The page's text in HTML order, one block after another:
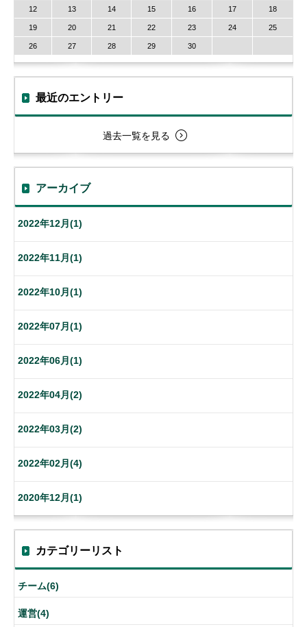
12 13 14 15 16 17 18
19 20 21 22 23 24 25
26 27 28 29 30
最近のエントリー
過去一覧を見る
アーカイブ
2022年12月(1)
2022年11月(1)
2022年10月(1)
2022年07月(1)
2022年06月(1)
2022年04月(2)
2022年03月(2)
2022年02月(4)
2020年12月(1)
カテゴリーリスト
チーム(6)
運営(4)